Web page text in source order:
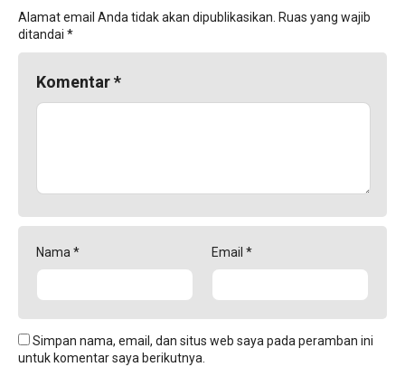
Alamat email Anda tidak akan dipublikasikan. Ruas yang wajib
ditandai *
Komentar*
Nama* Email *
Simpan nama, email, dan situs web saya pada peramban ini
untuk komentar saya berikutnya.